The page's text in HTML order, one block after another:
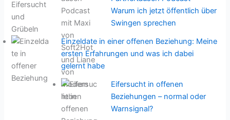
Warum ich jetzt öffentlich über
Swingen sprechen
Einzeldate in einer offenen Beziehung: Meine
ersten Erfahrungen und was ich dabei
gelernt habe
Eifersucht in offenen
Beziehungen – normal oder
Warnsignal?